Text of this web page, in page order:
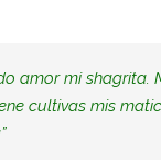
amor mishagrita.
cultivas mis